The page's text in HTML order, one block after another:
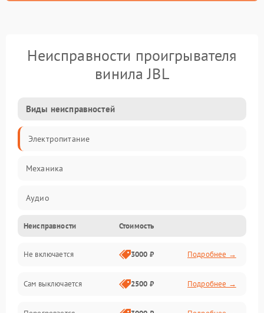
Неисправности проигрывателя
винила JBL
Виды неисправностей
Электропитание
Механика
Аудио
Неисправности Стоимость
Не включается 3000 ₽ Подробнее →
Сам выключается 2500 ₽ Подробнее →